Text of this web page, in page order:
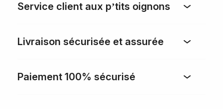
Service client aux p’tits oignons
Livraison sécurisée et assurée
Paiement 100% sécurisé